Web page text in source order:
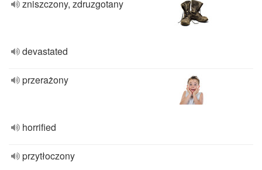
zniszczony, zdruzgotany
devastated
przerażony
horrified
przytłoczony